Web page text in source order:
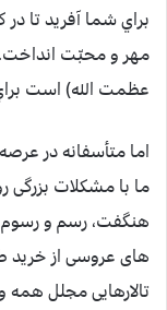
براي شما آفريد تا در
مهر و محبّت انداخت.
عظمت الله) است
اما متأسفانه در
ما با مشکلات بزرگی
هنگفت، رسم و
های عروسی از خرید
تالارهایی مجلل